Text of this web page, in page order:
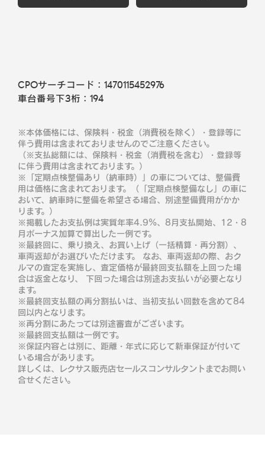
CPOサーチコード： 1470115452976
車台番号下3桁： 194
※本体価格には、保険料・税金（消費税を除く）・登録等に
伴う費用は含まれておりませんのでご注意ください。
（※支払総額には、保険料・税金（消費税を含む）・登録等
に伴う費用は含まれております。）
※「定期点検整備あり（納車時）」の車については、整備費
用は価格に含まれております。（「定期点検整備なし」の車に
おいて、納車時に整備を希望さる場合、別途整備費用がかか
ります。）
※掲載したお支払例は実質年率4.9％、8月支払開始、12・8
月ボーナス加算で算出した一例です。
※最終回に、乗り換え、お買い上げ（一括精算・再分割）、
車両返却がお選びいただけます。 なお、車両返却の際、おク
ルマの査定を実施し、査定価格が最終回支払額を上回った場
合は返金となり、 下回った場合は別途お支払いが必要となり
ます。
※最終回支払額の再分割払いは、当初支払い回数を含めて84
回以内となります。
※再分割にあたっては別途審査がございます。
※最終回支払額は一例です。
※保証内容とは別に、距離・年式に応じて新車保証が付いて
いる場合があります。
詳しくは、レクサス販売店セールスコンサルタントまでお問い
合せください。